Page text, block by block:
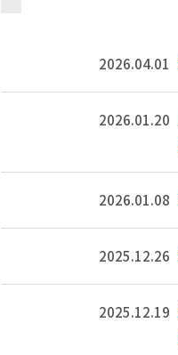
2026.04.01
2026.01.20
2026.01.08
2025.12.26
2025.12.19